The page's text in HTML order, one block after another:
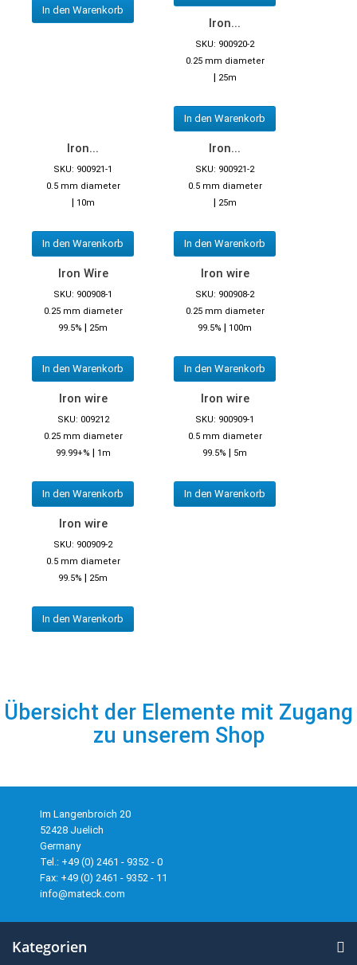
In den Warenkorb
Iron...
SKU: 900920-2
0.25 mm diameter
| 25m
In den Warenkorb
Iron...
SKU: 900921-1
0.5 mm diameter
| 10m
In den Warenkorb
Iron...
SKU: 900921-2
0.5 mm diameter
| 25m
In den Warenkorb
Iron Wire
SKU: 900908-1
0.25 mm diameter
99.5% | 25m
In den Warenkorb
Iron wire
SKU: 900908-2
0.25 mm diameter
99.5% | 100m
In den Warenkorb
Iron wire
SKU: 009212
0.25 mm diameter
99.99+% | 1m
In den Warenkorb
Iron wire
SKU: 900909-1
0.5 mm diameter
99.5% | 5m
In den Warenkorb
Iron wire
SKU: 900909-2
0.5 mm diameter
99.5% | 25m
In den Warenkorb
Übersicht der Elemente mit Zugang
zu unserem Shop
Im Langenbroich 20
52428 Juelich
Germany
Tel.: +49 (0) 2461 - 9352 - 0
Fax: +49 (0) 2461 - 9352 - 11
info@mateck.com
Kategorien